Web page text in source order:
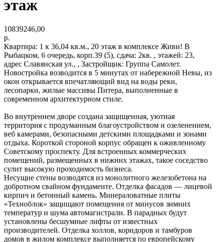
этаж
10839246,00
р.
Квартира: 1 к 36,04 кв.м., 20 этаж в комплексе Живи! В
Рыбацком, 6 очередь, корп.39 (5), сдача: 2кв. , этажей: 23,
адрес Славянская ул., , Застройщик: Группа Самолет.
Новостройка возводится в 5 минутах от набережной Невы, из
окон открывается впечатляющий вид на воды реки,
лесопарки, жилые массивы Питера, выполненные в
современном архитектурном стиле.
Во внутреннем дворе создана защищенная, уютная
территория с продуманным благоустройством и озеленением,
веб камерами, безопасными детскими площадками и зонами
отдыха. Короткой стороной корпус обращен к оживленному
Советскому проспекту. Для встроенных коммерческих
помещений, размещенных в нижних этажах, такое соседство
сулит высокую проходимость бизнеса.
Несущие стены возводятся из монолитного железобетона на
добротном свайном фундаменте. Отделка фасадов — лицевой
кирпич и бетонный камень. Минераловатные плиты
«Техноблок» защищают помещения от минусов зимних
температур и шума автомагистрали. В парадных будут
установлены бесшумные лифты от известных
производителей. Отделка холлов, коридоров и тамбуров
домов в жилом комплексе выполняется по европейскому